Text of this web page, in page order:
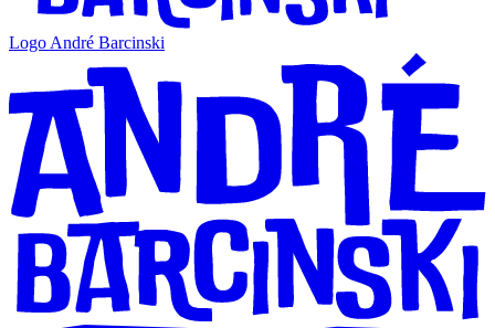
Logo André Barcinski